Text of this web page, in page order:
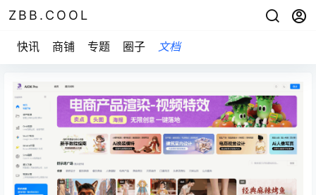
ZBB.COOL
快讯 商铺 专题 圈子 文档